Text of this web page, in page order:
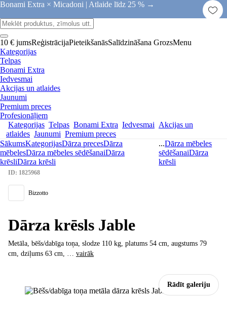
Bonami Extra × Micadoni | Atlaide līdz 25 % →
10 € jumsReģistrācijaPieteikšanāsSalīdzināšana GrozsMenu
Kategorijas
Telpas
Bonami Extra
Iedvesmai
Akcijas un atlaides
Jaunumi
Premium preces
Profesionāļiem
Kategorijas Telpas Bonami Extra Iedvesmai Akcijas un
atlaides Jaunumi Premium preces
SākumsKategorijasDārza precesDārza
mēbelesDārza mēbeles sēdēšanaiDārza
krēsliDārza krēsli
...Dārza mēbeles
sēdēšanaiDārza
krēsli
Rādīt galeriju
ID: 1825968
Bizzotto
Dārza krēsls Jable
Metāla, bēšs/dabīga toņa, slodze 110 kg, platums 54 cm, augstums 79
cm, dziļums 63 cm, … vairāk